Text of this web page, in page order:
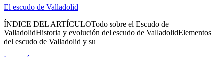
El escudo de Valladolid
ÍNDICE DEL ARTÍCULOTodo sobre el Escudo de
ValladolidHistoria y evolución del escudo de ValladolidElementos
del escudo de Valladolid y su